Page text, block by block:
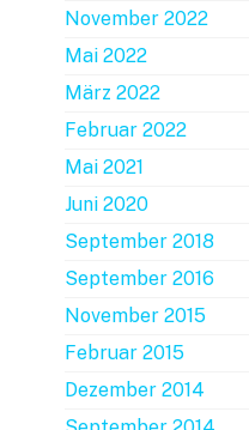
November 2022
Mai 2022
März 2022
Februar 2022
Mai 2021
Juni 2020
September 2018
September 2016
November 2015
Februar 2015
Dezember 2014